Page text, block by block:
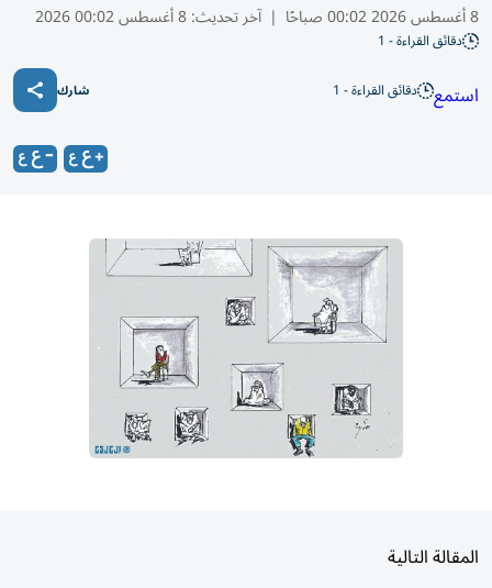
8 أغسطس 2026 00:02 صباحًا | آخر تحديث:8 أغسطس 00:02 2026
دقائق القراءة - 1
استمع دقائق القراءة - 1 شارك
المقالة التالية